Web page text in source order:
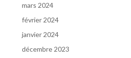
mars 2024
février 2024
janvier 2024
décembre 2023